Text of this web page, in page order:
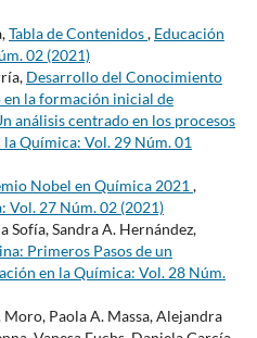
Tabla de Contenidos, Educación
02 (2021)
Desarrollo del Conocimiento
la formación inicial de
análisis centrado en los procesos
la Química: Vol. 29 Núm. 01
Nobel en Química 2021 ,
Vol. 27 Núm. 02 (2021)
Sofía, Sandra A. Hernández,
Primeros Pasos de un
en la Química: Vol. 28 Núm.
Moro, Paola A. Massa, Alejandra